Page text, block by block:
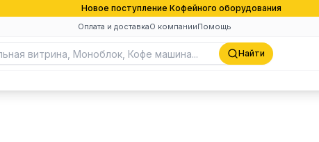
Новое поступление Кофейного оборудования
Оплата и доставкаО компанииПомощь
Найти